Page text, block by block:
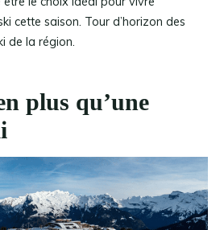
cette saison. Tour d’horizon des
de la région.
plus qu’une